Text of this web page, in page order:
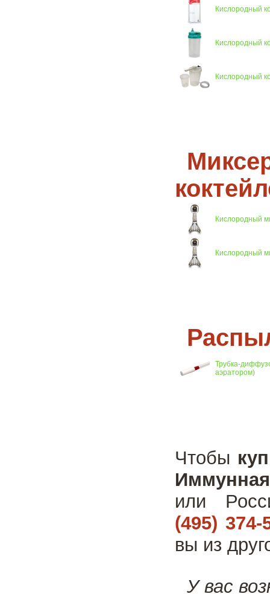
Кислородный
Кислородный
Кислородный
Кислородный
Кислородный
Трубка-
аэратором)
Чтобы
или
(495) 374-
вы из
У вас